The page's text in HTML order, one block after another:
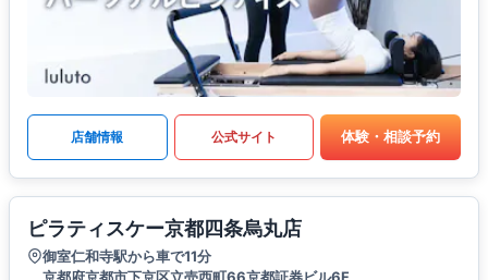
店舗情報 公式サイト 体験・相談予約
ピラティスケー京都四条烏丸店
御室仁和寺駅から車で11分
京都府京都市下京区立売西町66京都証券ビル6F